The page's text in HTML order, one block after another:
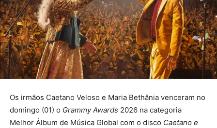
Os irmãos Caetano Veloso e Maria Bethânia venceram no
domingo (01) o Grammy Awards 2026 na categoria
Melhor Álbum de Música Global com o disco Caetano e